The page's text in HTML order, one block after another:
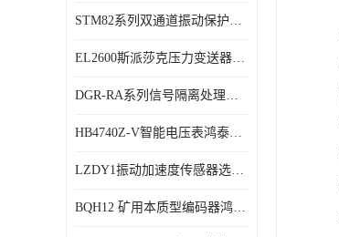
特殊用途变送器
STM82系列双通道振动保护表鸿泰产品技术规格
EL2600斯派莎克压力变送器技术规格
DGR-RA系列信号隔离处理器鸿泰产品技术规格
HB4740Z-V智能电压表鸿泰产品外形美观大方
LZDY1振动加速度传感器选型资料
BQH12 矿用本质型编码器鸿泰产品实物展示